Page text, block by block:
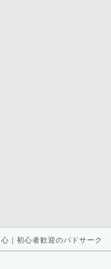
｜初心者歓迎のバドサーク